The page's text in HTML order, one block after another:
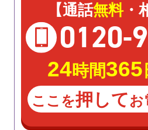
【通話無料・
0120-
24時間365
ここを押してお